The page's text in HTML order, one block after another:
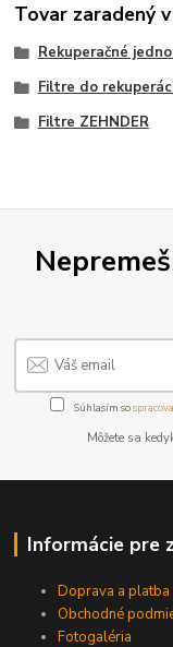
Tovar zaradený
Rekuperačné
Filtre do
Filtre ZEHNDER
Súhlasím so
Môžete sa
Informácie pre
Doprava a platba
Obchodné
Fotogaléria